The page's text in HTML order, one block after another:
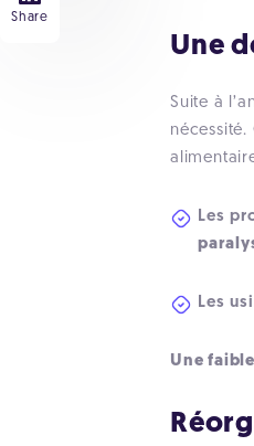
Share
Une
Suite à
Les
Les
Une